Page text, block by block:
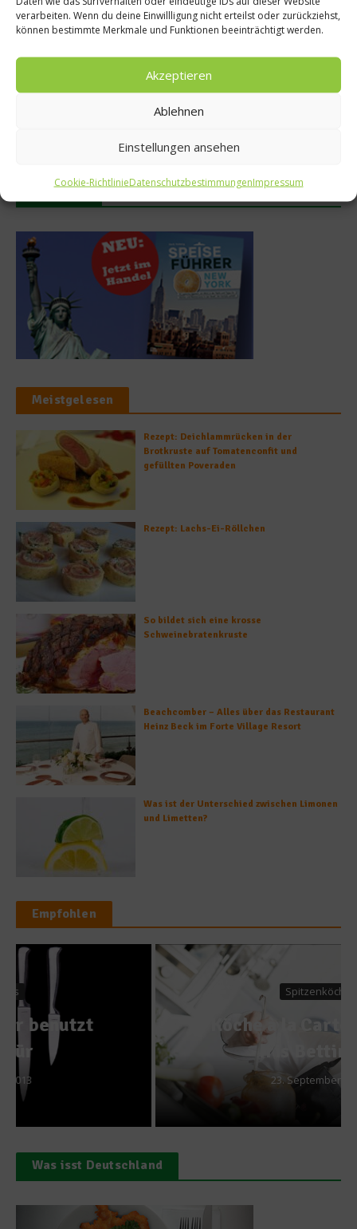
verarbeiten. Wenn du deine Einwillligung nicht erteilst oder zurückziehst,
können bestimmte Merkmale und Funktionen beeinträchtigt werden.
Akzeptieren
Ablehnen
Einstellungen ansehen
Cookie-RichtlinieDatenschutzbestimmungenImpressum
MAUI eröffnet neue
50 Best Discovery präsentiert
Buchtipp
Meistgelesen
Rezept: Deichlammrücken in der
Brotkruste auf Tomatenconfit und
gefüllten Poveraden
Rezept: Lachs-Ei-Röllchen
So bildet sich eine krosse
Schweinebratenkruste
Beachcomber – Alles über das Restaurant
Heinz Beck im Forte Village Resort
Was ist der Unterschied zwischen Limonen
und Limetten?
Empfohlen
Spitzenköche
Köche à la Carte – Heute:
Iris Bettinger
23. September 2014
Was isst Deutschland